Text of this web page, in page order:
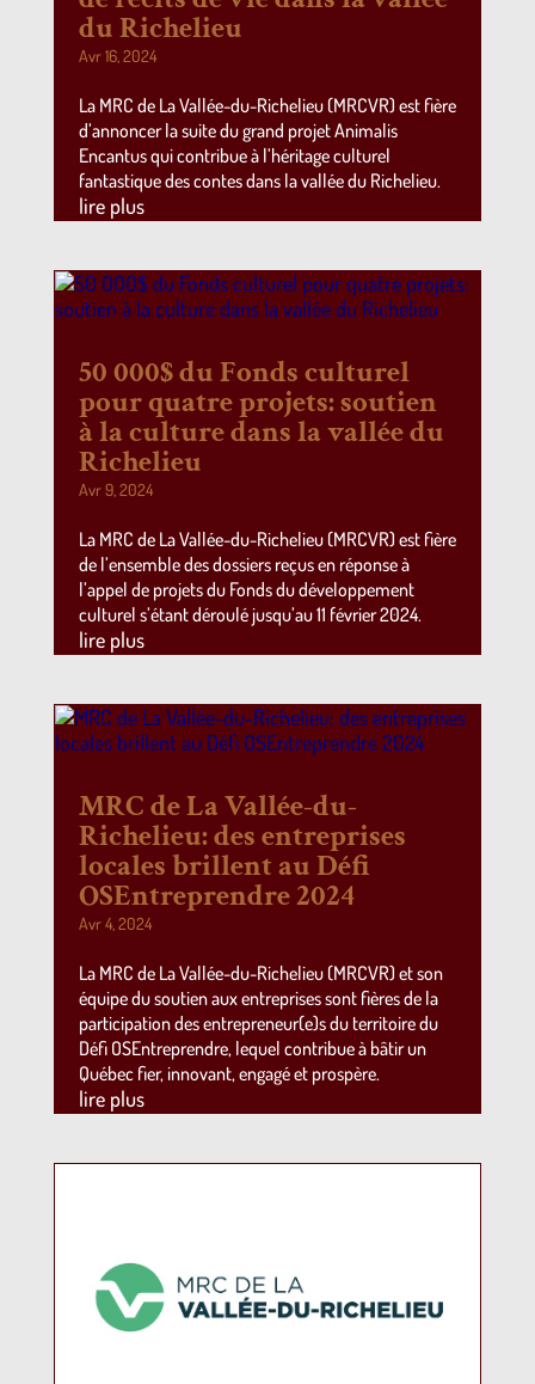
du Richelieu
Avr 16, 2024
La MRC de La Vallée-du-Richelieu (MRCVR) est fière
d’annoncer la suite du grand projet Animalis
Encantus qui contribue à l’héritage culturel
fantastique des contes dans la vallée du Richelieu.
lire plus
50 000$ du Fonds culturel
pour quatre projets: soutien
à la culture dans la vallée du
Richelieu
Avr 9, 2024
La MRC de La Vallée-du-Richelieu (MRCVR) est fière
de l’ensemble des dossiers reçus en réponse à
l’appel de projets du Fonds du développement
culturel s’étant déroulé jusqu’au 11 février 2024.
lire plus
MRC de La Vallée-du-
Richelieu: des entreprises
locales brillent au Défi
OSEntreprendre 2024
Avr 4, 2024
La MRC de La Vallée-du-Richelieu (MRCVR) et son
équipe du soutien aux entreprises sont fières de la
participation des entrepreneur(e)s du territoire du
Défi OSEntreprendre, lequel contribue à bâtir un
Québec fier, innovant, engagé et prospère.
lire plus